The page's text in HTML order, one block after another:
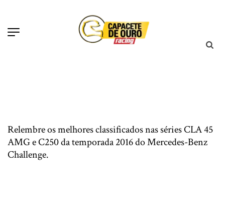
Relembre os melhores classificados nas séries CLA 45
AMG e C250 da temporada 2016 do Mercedes-Benz
Challenge.